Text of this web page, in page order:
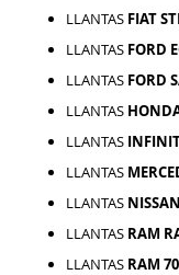
LLANTAS FIAT
LLANTAS FORD
LLANTAS FORD
LLANTAS
LLANTAS
LLANTAS
LLANTAS
LLANTAS RAM
LLANTAS RAM